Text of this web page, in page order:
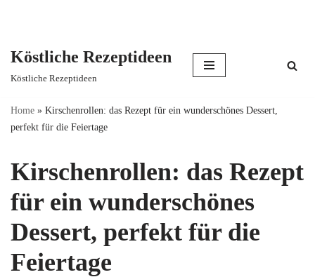
content
Köstliche Rezeptideen
Köstliche Rezeptideen
Home » Kirschenrollen: das Rezept für ein wunderschönes Dessert,
perfekt für die Feiertage
Kirschenrollen: das Rezept
für ein wunderschönes
Dessert, perfekt für die
Feiertage